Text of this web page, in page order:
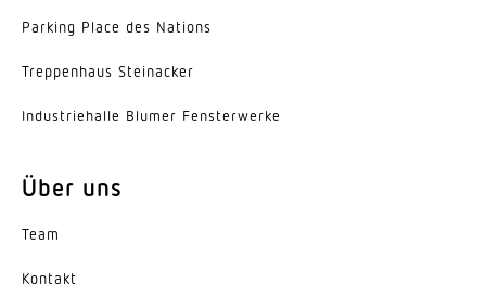
Parking Place des Nations
Trep­penhaus Steinacker
Indus­trie­halle Blumer Fensterwerke
Über uns
Team
Kontakt